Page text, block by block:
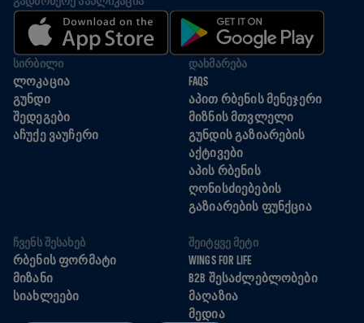
ᲡᲘᲠᲑᲘᲚᲘ
ᲚᲝᲙᲐᲪᲘᲐ
ᲒᲣᲜᲓᲘ
ᲨᲔᲓᲔᲒᲔᲑᲘ
ᲐᲩᲣᲥᲔ ᲕᲐᲣᲩᲔᲠᲘ
ᲓᲐᲮᲛᲐᲠᲔᲑᲐ
FAQS
ᲐᲞᲘᲗ ᲠᲑᲔᲜᲘᲡ ᲛᲔᲜᲔᲯᲔᲠᲘ
ᲛᲘᲖᲜᲘᲡ ᲛᲗᲕᲚᲔᲚᲘ
ᲒᲣᲜᲓᲘᲡ ᲒᲐᲖᲘᲐᲠᲔᲑᲘᲡ
ᲐᲥᲢᲘᲕᲔᲑᲘ
ᲐᲞᲘᲡ ᲠᲑᲔᲜᲘᲡ
ᲦᲝᲜᲘᲡᲫᲘᲔᲑᲔᲑᲘᲡ
ᲒᲐᲖᲘᲐᲠᲔᲑᲘᲡ ᲤᲣᲜᲥᲪᲘᲐ
ᲩᲕᲔᲜᲡ ᲨᲔᲡᲐᲮᲔᲑ
ᲠᲑᲔᲜᲘᲡ ᲤᲝᲠᲛᲐᲢᲘ
ᲛᲘᲖᲐᲜᲘ
ᲡᲘᲐᲮᲚᲔᲔᲑᲘ
ᲨᲔᲘᲢᲧᲕᲔ ᲛᲔᲢᲘ
WINGS FOR LIFE
B2B ᲨᲔᲡᲐᲫᲚᲔᲑᲚᲝᲑᲔᲑᲘ
ᲛᲐᲦᲐᲖᲘᲐ
ᲛᲔᲓᲘᲐ